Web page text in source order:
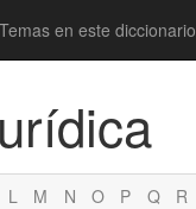
Temas en este diccionario
L M N O P Q R